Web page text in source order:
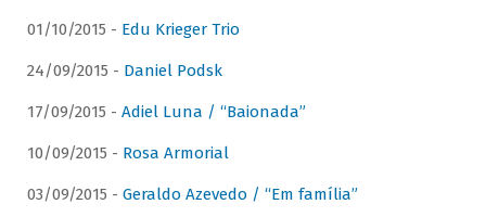
01/10/2015 - Edu Krieger Trio
24/09/2015 - Daniel Podsk
17/09/2015 - Adiel Luna / “Baionada”
10/09/2015 - Rosa Armorial
03/09/2015 - Geraldo Azevedo / “Em família”